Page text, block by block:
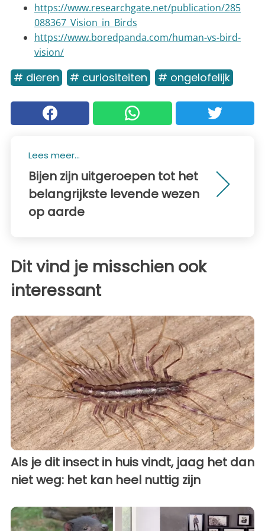
https://www.researchgate.net/publication/285
088367_Vision_in_Birds
https://www.boredpanda.com/human-vs-bird-
vision/
# dieren # curiositeiten # ongelofelijk
Lees meer...
Bijen zijn uitgeroepen tot het
belangrijkste levende wezen
op aarde
Dit vind je misschien ook
interessant
Als je dit insect in huis vindt, jaag het dan
niet weg: het kan heel nuttig zijn